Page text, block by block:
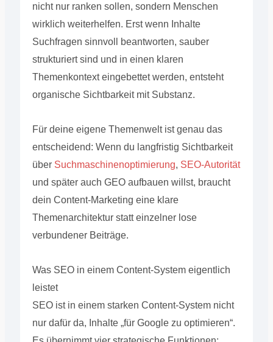
nicht nur ranken sollen, sondern Menschen
wirklich weiterhelfen. Erst wenn Inhalte
Suchfragen sinnvoll beantworten, sauber
strukturiert sind und in einen klaren
Themenkontext eingebettet werden, entsteht
organische Sichtbarkeit mit Substanz.
Für deine eigene Themenwelt ist genau das
entscheidend: Wenn du langfristig Sichtbarkeit
über Suchmaschinenoptimierung, SEO-Autorität
und später auch GEO aufbauen willst, braucht
dein Content-Marketing eine klare
Themenarchitektur statt einzelner lose
verbundener Beiträge.
Was SEO in einem Content-System eigentlich
leistet
SEO ist in einem starken Content-System nicht
nur dafür da, Inhalte „für Google zu optimieren“.